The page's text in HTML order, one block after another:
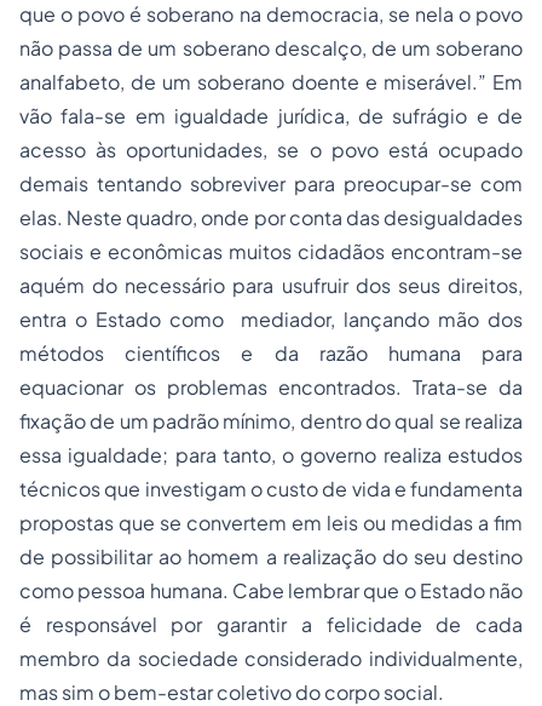
que o povo é soberano na democracia, se nela o povo
não passa de um soberano descalço, de um soberano
analfabeto, de um soberano doente e miserável.” Em
vão fala-se em igualdade jurídica, de sufrágio e de
acesso às oportunidades, se o povo está ocupado
demais tentando sobreviver para preocupar-se com
elas. Neste quadro, onde por conta das desigualdades
sociais e econômicas muitos cidadãos encontram-se
aquém do necessário para usufruir dos seus direitos,
entra o Estado como mediador, lançando mão dos
métodos científicos e da razão humana para
equacionar os problemas encontrados. Trata-se da
fixação de um padrão mínimo, dentro do qual se realiza
essa igualdade; para tanto, o governo realiza estudos
técnicos que investigam o custo de vida e fundamenta
propostas que se convertem em leis ou medidas a fim
de possibilitar ao homem a realização do seu destino
como pessoa humana. Cabe lembrar que o Estado não
é responsável por garantir a felicidade de cada
membro da sociedade considerado individualmente,
mas sim o bem-estar coletivo do corpo social.